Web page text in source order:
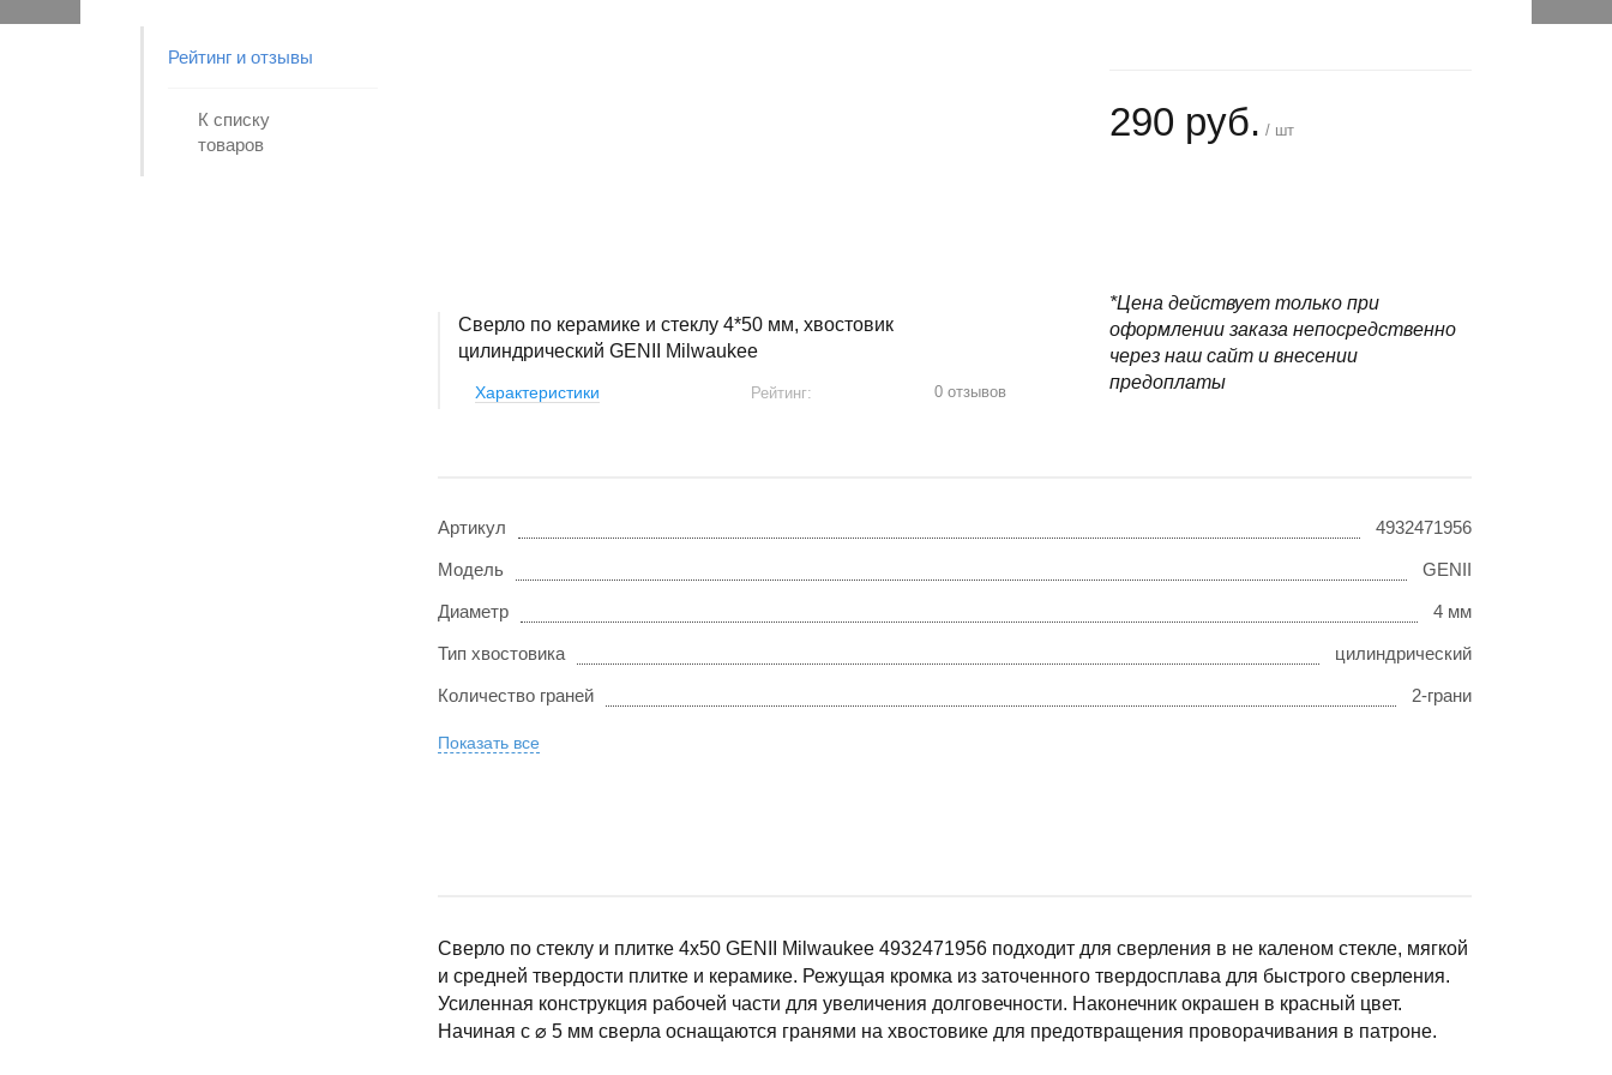
Рейтинг и отзывы
К списку
товаров
Сверло по керамике и стеклу 4*50 мм, хвостовик
цилиндрический GENII Milwaukee
Характеристики Рейтинг: 0 отзывов
290 руб. / шт
*Цена действует только при
оформлении заказа непосредственно
через наш сайт и внесении
предоплаты
Артикул 4932471956
Модель GENII
Диаметр 4 мм
Тип хвостовика цилиндрический
Количество граней 2-грани
Показать все
Сверло по стеклу и плитке 4х50 GENII Milwaukee 4932471956 подходит для сверления в не каленом стекле, мягкой
и средней твердости плитке и керамике. Режущая кромка из заточенного твердосплава для быстрого сверления.
Усиленная конструкция рабочей части для увеличения долговечности. Наконечник окрашен в красный цвет.
Начиная с ⌀ 5 мм сверла оснащаются гранями на хвостовике для предотвращения проворачивания в патроне.